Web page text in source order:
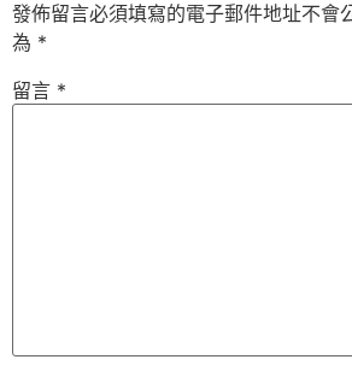
發佈留言必須填寫的電子郵件地址不會
為 *
留言 *